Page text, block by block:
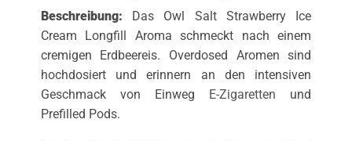
Beschreibung: Das Owl Salt Strawberry Ice
Cream Longfill Aroma schmeckt nach einem
cremigen Erdbeereis. Overdosed Aromen sind
hochdosiert und erinnern an den intensiven
Geschmack von Einweg E-Zigaretten und
Prefilled Pods.